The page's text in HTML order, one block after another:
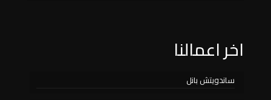
اخر اعمالنا
ساندويتش بانل